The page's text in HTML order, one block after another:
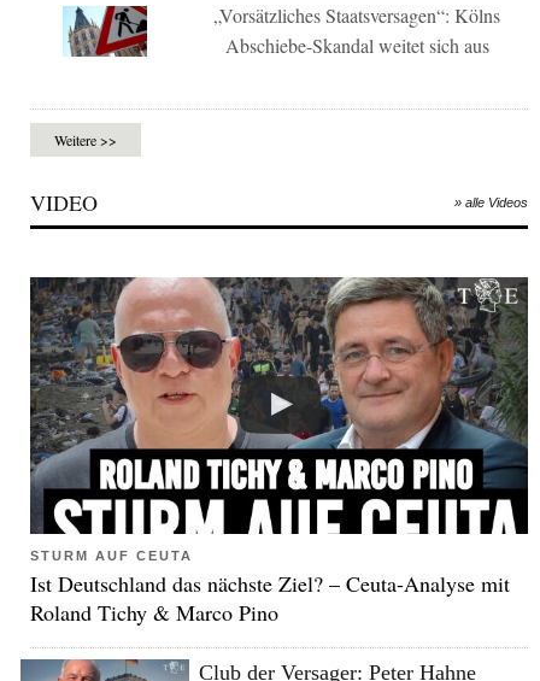
„Vorsätzliches Staatsversagen“: Kölns
Abschiebe-Skandal weitet sich aus
Weitere >>
VIDEO » alle Videos
STURM AUF CEUTA
Ist Deutschland das nächste Ziel? – Ceuta-Analyse mit
Roland Tichy & Marco Pino
Club der Versager: Peter Hahne